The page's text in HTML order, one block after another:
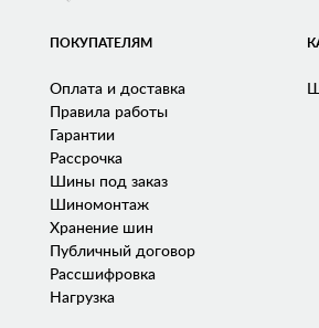
ПОКУПАТЕЛЯМ
Оплата и доставка
Правила работы
Гарантии
Рассрочка
Шины под заказ
Шиномонтаж
Хранение шин
Публичный договор
Рассшифровка
Нагрузка